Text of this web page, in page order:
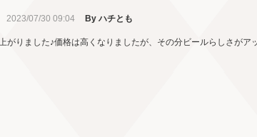
2023/07/30 09:04 By ハチとも
がりました♪価格は高くなりましたが、その分ビールらしさが